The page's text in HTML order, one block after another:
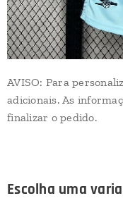
AVISO: Para
adicionais. As
finalizar o pedido.
Escolha uma